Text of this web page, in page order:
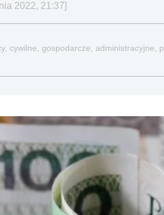
2022, 21:37]
cywilne, gospodarcze, administracyjne,